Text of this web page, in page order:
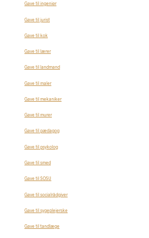
Gave til ingeniør
Gave til jurist
Gave til kok
Gave til lærer
Gave til landmand
Gave til maler
Gave til mekaniker
Gave til murer
Gave til pædagog
Gave til psykolog
Gave til smed
Gave til SOSU
Gave til socialrådgiver
Gave til sygeplejerske
Gave til tandlæge